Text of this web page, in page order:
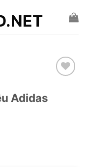
Add to wishlist
Adidas